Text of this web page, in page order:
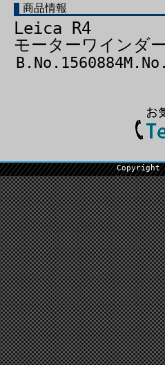
商品情報
Leica R4
モーターワインダ
Copyright